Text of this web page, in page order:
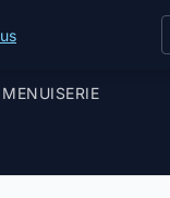
MENUISERIE